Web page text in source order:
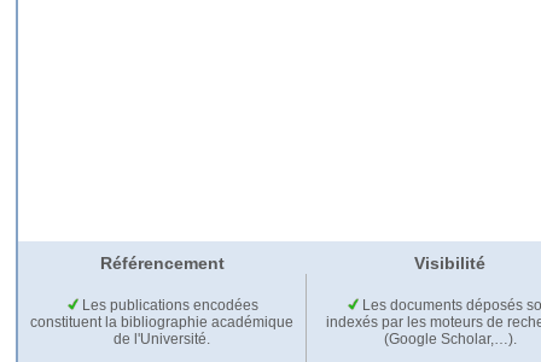
Référencement Visibilité
Les publications encodées
constituent la bibliographie académique
de l'Université.
Les documents déposés
indexés par les moteurs de
(Google Scholar,…).